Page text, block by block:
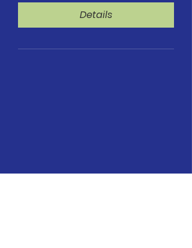
Details
13.07.2026 Hydranten-